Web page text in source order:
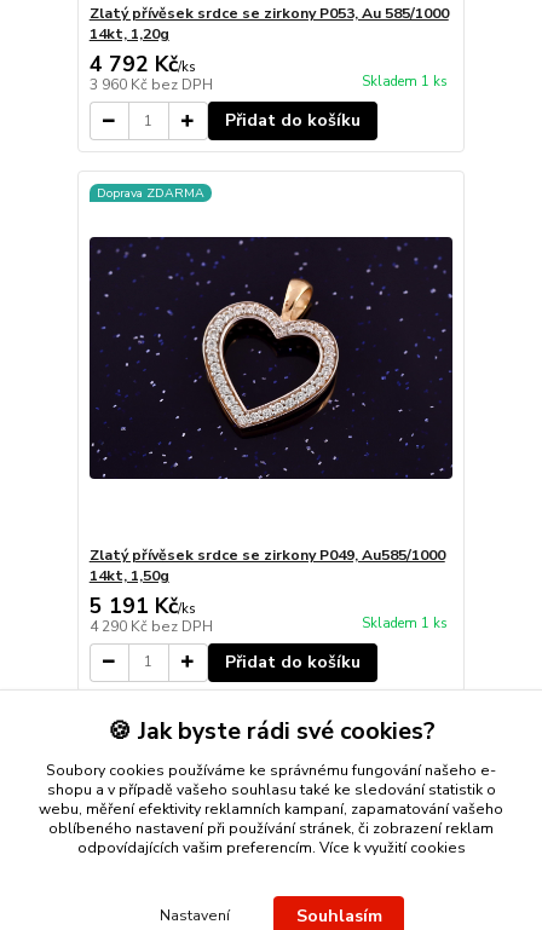
Zlatý přívěsek srdce se zirkony P053, Au 585/1000
14kt, 1,20g
4 792 Kč/ks
3 960 Kč bez DPH Skladem 1 ks
Přidat do košíku
Doprava ZDARMA
Zlatý přívěsek srdce se zirkony P049, Au585/1000
14kt, 1,50g
5 191 Kč/ks
4 290 Kč bez DPH Skladem 1 ks
Přidat do košíku
strana z 1
Nákup zlatého šperku s jistotou a ke spokojenosti
nebo řetízek spolehlivý nápad na dárek.Stříbro Nikol
🍪 Jak byste rádi své cookies?
Soubory cookies používáme ke správnému fungování našeho e-
shopu a v případě vašeho souhlasu také ke sledování statistik o
webu, měření efektivity reklamních kampaní, zapamatování vašeho
oblíbeného nastavení při používání stránek, či zobrazení reklam
odpovídajících vašim preferencím. Více k využití cookies
Nastavení Souhlasím